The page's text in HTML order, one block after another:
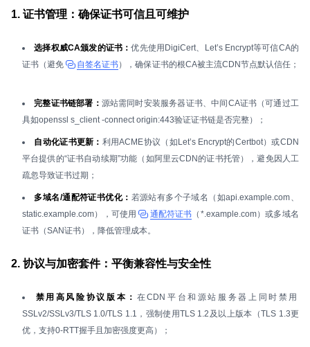
1. 证书管理：确保证书可信且可维护
选择权威CA颁发的证书：优先使用DigiCert、Let’s Encrypt等可信CA的
证书（避免
自签名证书），确保证书的根CA被主流CDN节点默认信任；
完整证书链部署： 源站需同时安装服务器证书、中间CA证书（可通过工
具如openssl s_client -connect origin:443验证证书链是否完整）；
自动化证书更新： 利用ACME协议（如Let’s Encrypt的Certbot）或CDN
平台提供的“证书自动续期”功能（如阿里云CDN的证书托管），避免因人工
疏忽导致证书过期；
多域名/通配符证书优化： 若源站有多个子域名（如api.example.com、
static.example.com），可使用
通配符证书（*.example.com）或多域名
证书（SAN证书），降低管理成本。
2. 协议与加密套件：平衡兼容性与安全性
禁用高风险协议版本： 在CDN平台和源站服务器上同时禁用
SSLv2/SSLv3/TLS 1.0/TLS 1.1，强制使用TLS 1.2及以上版本（TLS 1.3更
优，支持0-RTT握手且加密强度更高）；